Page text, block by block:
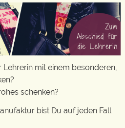
mit einem besonderen,
schenken?
bist Du auf jeden Fall